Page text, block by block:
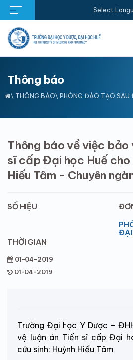
Select
Thông báo
\ THÔNG BÁO\ PHÒNG ĐÀO TẠO SAU
Thông báo về việc bảo
sĩ cấp Đại học Huế cho
Hiếu Tâm - Chuyên
SỐ HIỆU
ĐẠI
THỜI GIAN
01-04-2019
01-04-2019
Trường Đại học Y Dược –
vệ luận án Tiến sĩ cấp Đại
cứu sinh: Huỳnh Hiếu Tâm